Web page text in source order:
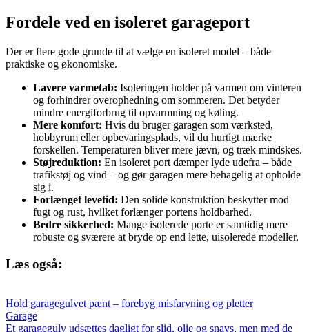
Fordele ved en isoleret garageport
Der er flere gode grunde til at vælge en isoleret model – både
praktiske og økonomiske.
Lavere varmetab: Isoleringen holder på varmen om vinteren
og forhindrer overophedning om sommeren. Det betyder
mindre energiforbrug til opvarmning og køling.
Mere komfort: Hvis du bruger garagen som værksted,
hobbyrum eller opbevaringsplads, vil du hurtigt mærke
forskellen. Temperaturen bliver mere jævn, og træk mindskes.
Støjreduktion: En isoleret port dæmper lyde udefra – både
trafikstøj og vind – og gør garagen mere behagelig at opholde
sig i.
Forlænget levetid: Den solide konstruktion beskytter mod
fugt og rust, hvilket forlænger portens holdbarhed.
Bedre sikkerhed: Mange isolerede porte er samtidig mere
robuste og sværere at bryde op end lette, uisolerede modeller.
Læs også:
Hold garagegulvet pænt – forebyg misfarvning og pletter
Garage
Et garagegulv udsættes dagligt for slid, olie og snavs, men med de